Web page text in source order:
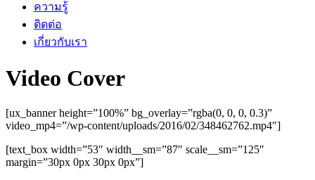
ความรู้
ติดต่อ
เกี่ยวกับเรา
Video Cover
[ux_banner height=”100%” bg_overlay=”rgba(0, 0, 0, 0.3)”
video_mp4=”/wp-content/uploads/2016/02/348462762.mp4″]
[text_box width=”53″ width__sm=”87″ scale__sm=”125″
margin=”30px 0px 30px 0px”]